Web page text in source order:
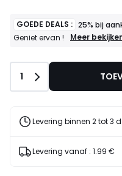
GOEDE DEALS : 25% bij
Geniet ervan !
GOEDE
artikelen
Geniet
Meer
Aantal
1
Levering binnen 2 tot 3
Levering vanaf : 1.99 €